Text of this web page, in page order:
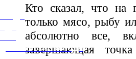
блюда
Кто сказал, что на
только мясо, рыбу
абсолютно все,
завершающая